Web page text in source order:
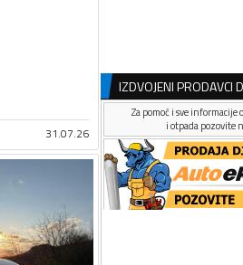
31.07.26
IZDVOJENI PRODAVCI
Za pomoć i sve
i otpada pozovite